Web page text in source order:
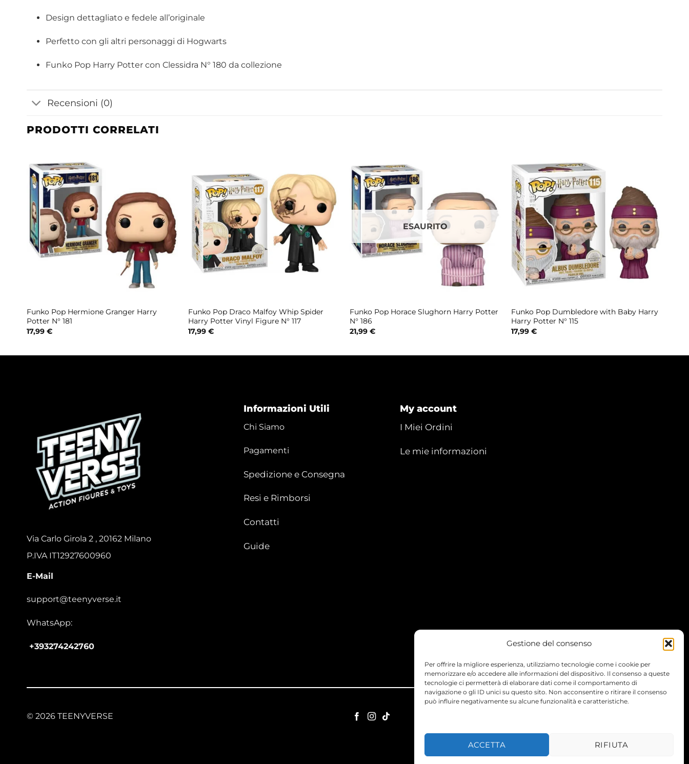
Gestione del consenso
Per offrire la migliore esperienza, utilizziamo tecnologie come i cookie per
memorizzare e/o accedere alle informazioni del dispositivo. Il consenso a queste
tecnologie ci permetterà di elaborare dati come il comportamento di
navigazione o gli ID unici su questo sito. Non acconsentire o ritirare il consenso
può influire negativamente su alcune funzionalità e caratteristiche.
ACCETTA RIFIUTA
Design dettagliato e fedele all’originale
Perfetto con gli altri personaggi di Hogwarts
Funko Pop Harry Potter con Clessidra N° 180 da collezione
Recensioni (0)
PRODOTTI CORRELATI
Funko Pop Hermione Granger Harry
Potter N° 181
17,99 €
Funko Pop Draco Malfoy Whip Spider
Harry Potter Vinyl Figure N° 117
17,99 €
ESAURITO
Funko Pop Horace Slughorn Harry Potter
N° 186
21,99 €
Funko Pop Dumbledore with Baby Harry
Harry Potter N° 115
17,99 €
Via Carlo Girola 2 , 20162 Milano
P.IVA IT12927600960
E-Mail
support@teenyverse.it
WhatsApp:
+393274242760
Informazioni Utili
Chi Siamo
Pagamenti
Spedizione e Consegna
Resi e Rimborsi
Contatti
Guide
My account
I Miei Ordini
Le mie informazioni
© 2026 TEENYVERSE